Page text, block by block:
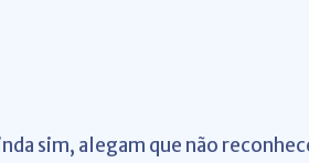
sim, alegam que não